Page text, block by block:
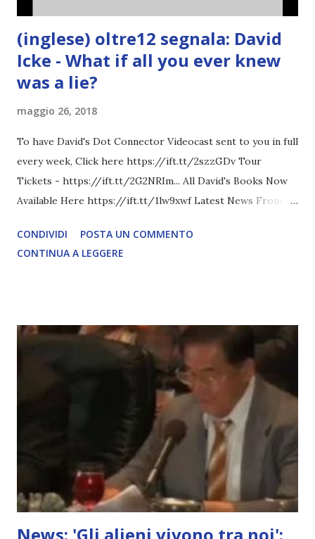
(inglese) oltre12 segnala: David
Icke - What if all you ever knew
was a lie?
maggio 26, 2018
To have David's Dot Connector Videocast sent to you in full
every week, Click here https://ift.tt/2szzGDv Tour
Tickets - https://ift.tt/2G2NRIm... All David's Books Now
Available Here https://ift.tt/1lw9xwf Latest News From
COMPLETO - fonte
CONDIVIDI
POSTA UN COMMENTO
CONTINUA A LEGGERE